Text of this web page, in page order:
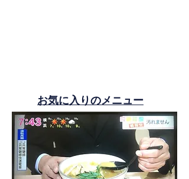
お気に入りのメニュー